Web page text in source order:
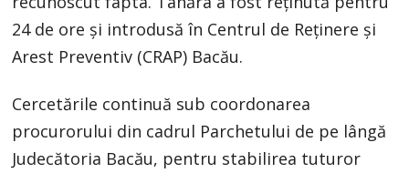
24 de ore și introdusă în Centrul de Reținere și
Arest Preventiv (CRAP) Bacău.
Cercetările continuă sub coordonarea
procurorului din cadrul Parchetului de pe lângă
Judecătoria Bacău, pentru stabilirea tuturor